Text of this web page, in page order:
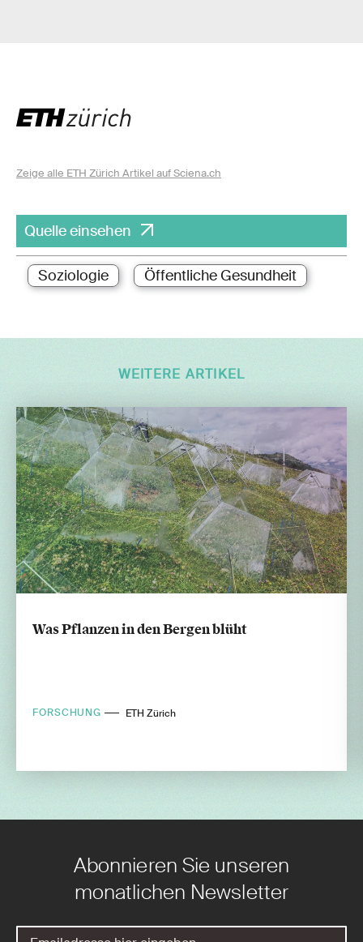
Zeige alle ETH Zürich Artikel auf Sciena.ch
Quelle einsehen
Soziologie Öffentliche Gesundheit
WEITERE ARTIKEL
Was Pflanzen in den Bergen blüht
FORSCHUNG ETH Zürich
Abonnieren Sie unseren
monatlichen Newsletter